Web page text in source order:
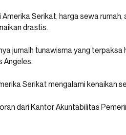
Serikat, harga sewa rumah,
drastis.
jumalh tunawisma yang terpaksa
Angeles.
Serikat mengalami kenaikan
dari Kantor Akuntabilitas